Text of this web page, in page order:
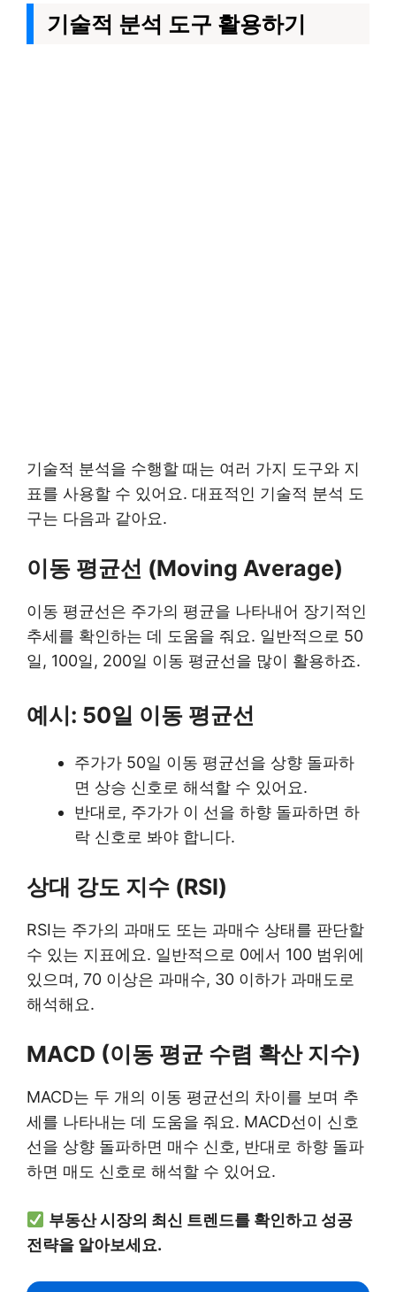
기술적 분석 도구 활용하기
기술적 분석을 수행할 때는 여러 가지 도구와 지
표를 사용할 수 있어요. 대표적인 기술적 분석 도
구는 다음과 같아요.
이동 평균선 (Moving Average)
이동 평균선은 주가의 평균을 나타내어 장기적인
추세를 확인하는 데 도움을 줘요. 일반적으로 50
일, 100일, 200일 이동 평균선을 많이 활용하죠.
예시: 50일 이동 평균선
주가가 50일 이동 평균선을 상향 돌파하
면 상승 신호로 해석할 수 있어요.
반대로, 주가가 이 선을 하향 돌파하면 하
락 신호로 봐야 합니다.
상대 강도 지수 (RSI)
RSI는 주가의 과매도 또는 과매수 상태를 판단할
수 있는 지표에요. 일반적으로 0에서 100 범위에
있으며, 70 이상은 과매수, 30 이하가 과매도로
해석해요.
MACD (이동 평균 수렴 확산 지수)
MACD는 두 개의 이동 평균선의 차이를 보며 추
세를 나타내는 데 도움을 줘요. MACD선이 신호
선을 상향 돌파하면 매수 신호, 반대로 하향 돌파
하면 매도 신호로 해석할 수 있어요.
부동산 시장의 최신 트렌드를 확인하고 성공
전략을 알아보세요.